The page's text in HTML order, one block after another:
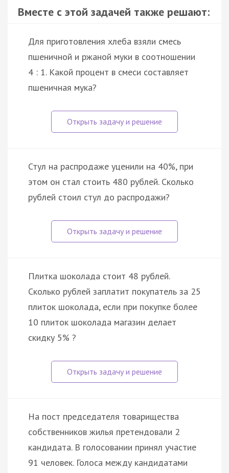
Вместе с этой задачей также решают:
Для приготовления хлеба взяли смесь
пшеничной и ржаной муки в соотношении
4 : 1. Какой процент в смеси составляет
пшеничная мука?
Стул на распродаже уценили на 40%, при
этом он стал стоить 480 рублей. Сколько
рублей стоил стул до распродажи?
Плитка шоколада стоит 48 рублей.
Сколько рублей заплатит покупатель за 25
плиток шоколада, если при покупке более
10 плиток шоколада магазин делает
скидку 5% ?
На пост председателя товарищества
собственников жилья претендовали 2
кандидата. В голосовании принял участие
91 человек. Голоса между кандидатами